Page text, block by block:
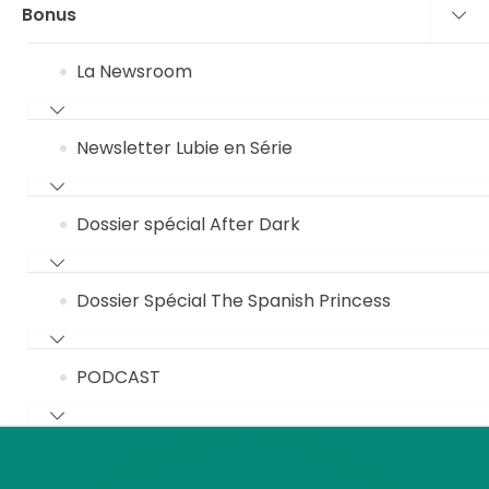
Bonus
La Newsroom
Newsletter Lubie en Série
Dossier spécial After Dark
Dossier Spécial The Spanish Princess
PODCAST